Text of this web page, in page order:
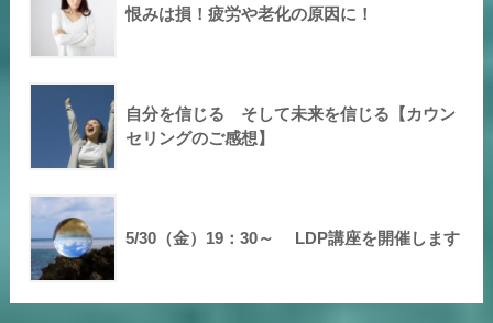
恨みは損！疲労や老化の原因に！
自分を信じる そして未来を信じる【カウン
セリングのご感想】
5/30（金）19：30～ LDP講座を開催します